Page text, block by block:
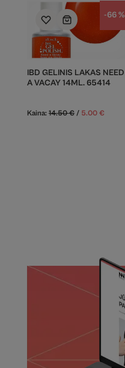
-66 %
IBD GELINIS LAKAS NEED
A VACAY 14ML. 65414
Kaina: 14.50€ / 5.00 €